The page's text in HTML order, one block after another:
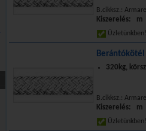
B.cikksz.:
Kiszerelés: m
320kg,
B.cikksz.:
Kiszerelés: m